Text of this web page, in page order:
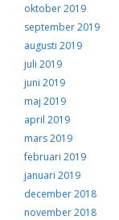
oktober 2019
september 2019
augusti 2019
juli 2019
juni 2019
maj 2019
april 2019
mars 2019
februari 2019
januari 2019
december 2018
november 2018